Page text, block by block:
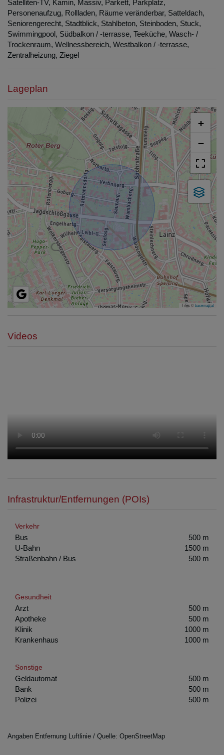
Satelliten-TV Kamin Massiv Parkett Parkplatz
Personenaufzug Rollladen Räume veränderbar Satteldach
Seniorengerecht Stadtblick Stahlbeton Steinboden Stuck
Swimmingpool Südbalkon / -terrasse Teeküche Wasch- /
Trockenraum Wellnessbereich Westbalkon / -terrasse
Zentralheizung Ziegel
Lageplan
+
−
Tiles ©basemap.at
Videos
Infrastruktur/Entfernungen (POIs)
Verkehr
Bus
500 m
U-Bahn
1500 m
Straßenbahn / Bus
500 m
Gesundheit
Arzt
500 m
Apotheke
500 m
Klinik
1000 m
Krankenhaus
1000 m
Sonstige
Geldautomat
500 m
Bank
500 m
Polizei
500 m
Angaben Entfernung Luftlinie / Quelle: OpenStreetMap